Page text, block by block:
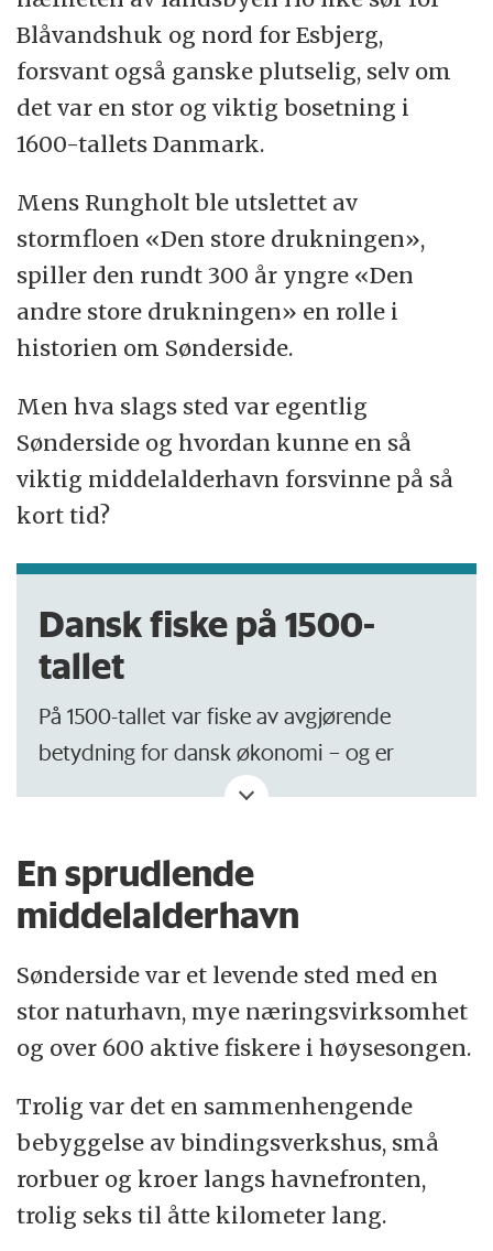
Blåvandshuk og nord for Esbjerg,
forsvant også ganske plutselig, selv om
det var en stor og viktig bosetning i
1600-tallets Danmark.
Mens Rungholt ble utslettet av
stormfloen «Den store drukningen»,
spiller den rundt 300 år yngre «Den
andre store drukningen» en rolle i
historien om Sønderside.
Men hva slags sted var egentlig
Sønderside og hvordan kunne en så
viktig middelalderhavn forsvinne på så
kort tid?
Dansk fiske på 1500-
tallet
På 1500-tallet var fiske av avgjørende
betydning for dansk økonomi – og er
faktisk sterkt undervurdert av mange
beregnet eksportverdien av fisket på
vestkysten av Jylland, og den er helt på
høyde med eksporten av dansk okse, som
eksportprodukt i middelalderen, sier Holm.
En sprudlende
middelalderhavn
Sønderside var et levende sted med en
stor naturhavn, mye næringsvirksomhet
og over 600 aktive fiskere i høysesongen.
Trolig var det en sammenhengende
bebyggelse av bindingsverkshus, små
rorbuer og kroer langs havnefronten,
trolig seks til åtte kilometer lang.